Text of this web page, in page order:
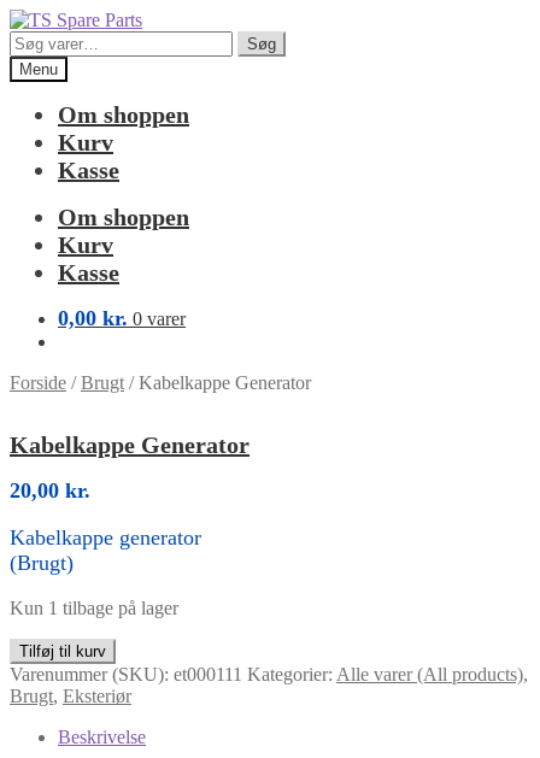
Spring
til
navigation
Spring
til
indhold
Søg
efter:
Søg
Menu
Om shoppen
Kurv
Kasse
Om shoppen
Kurv
Kasse
0,00 kr. 0 varer
Forside /Brugt /Kabelkappe Generator
Kabelkappe Generator
20,00 kr.
Kabelkappe generator
(Brugt)
Kun 1 tilbage på lager
Kabelkappe
Generator
antal
Tilføj til kurv
Varenummer (SKU): et000111 Kategorier: Alle varer (All products),
Brugt, Eksteriør
Beskrivelse